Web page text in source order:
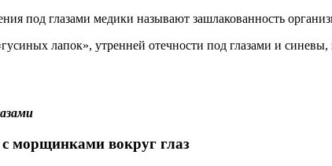
под глазами медики называют зашлакованность
лапок», утренней отечности под глазами и
морщинками вокруг глаз